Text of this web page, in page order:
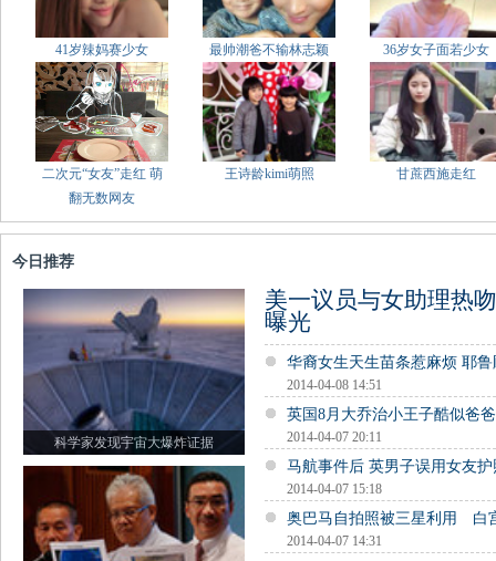
41岁辣妈赛少女 最帅潮爸不输林志颖 36岁女子面若少女
二次元“女友”走红 萌
翻无数网友
王诗龄kimi萌照 甘蔗西施走红
今日推荐
科学家发现宇宙大爆炸证据
美一议员与女助理热
曝光
华裔女生天生苗条惹麻烦 耶
2014-04-08 14:51
英国8月大乔治小王子酷似爸
2014-04-07 20:11
马航事件后 英男子误用女友
2014-04-07 15:18
奥巴马自拍照被三星利用 白
2014-04-07 14:31